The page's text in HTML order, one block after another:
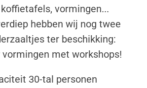
vormingen...
hebben wij nog twee
ter beschikking:
met workshops!
30-tal personen